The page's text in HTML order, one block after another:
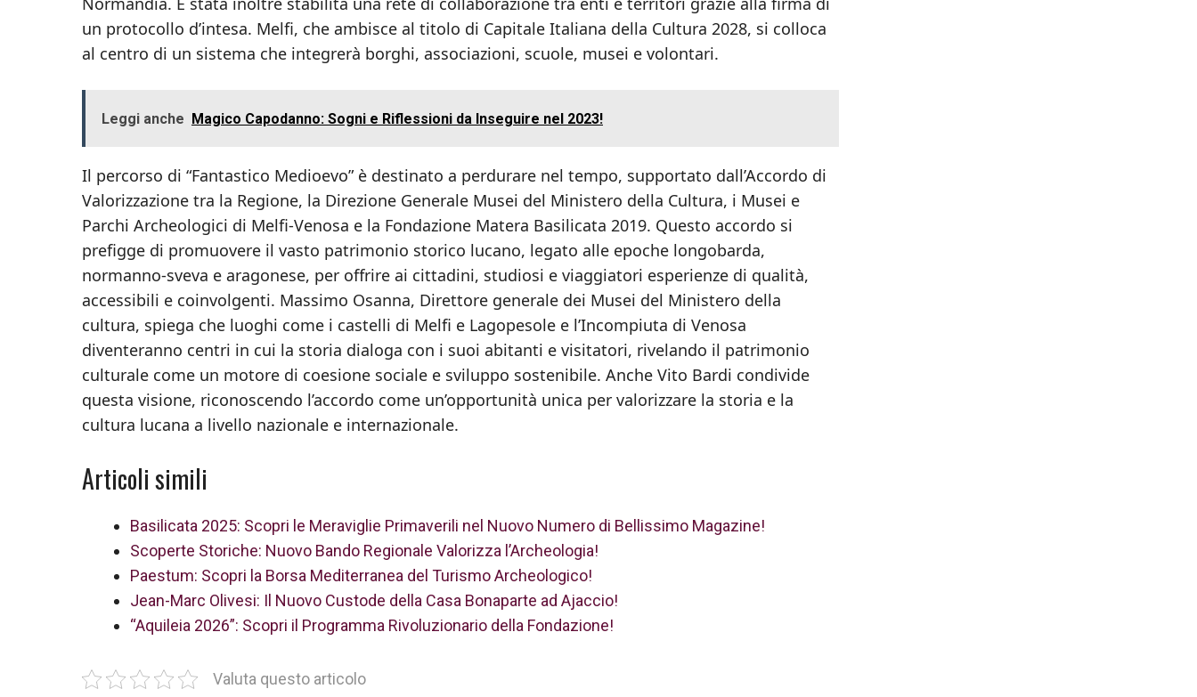
un protocollo d’intesa. Melfi, che ambisce al titolo di Capitale Italiana della Cultura 2028, si colloca
al centro di un sistema che integrerà borghi, associazioni, scuole, musei e volontari.
Leggi anche Magico Capodanno: Sogni e Riflessioni da Inseguire nel 2023!
Il percorso di “Fantastico Medioevo” è destinato a perdurare nel tempo, supportato dall’Accordo di
Valorizzazione tra la Regione, la Direzione Generale Musei del Ministero della Cultura, i Musei e
Parchi Archeologici di Melfi-Venosa e la Fondazione Matera Basilicata 2019. Questo accordo si
prefigge di promuovere il vasto patrimonio storico lucano, legato alle epoche longobarda,
normanno-sveva e aragonese, per offrire ai cittadini, studiosi e viaggiatori esperienze di qualità,
accessibili e coinvolgenti. Massimo Osanna, Direttore generale dei Musei del Ministero della
cultura, spiega che luoghi come i castelli di Melfi e Lagopesole e l’Incompiuta di Venosa
diventeranno centri in cui la storia dialoga con i suoi abitanti e visitatori, rivelando il patrimonio
culturale come un motore di coesione sociale e sviluppo sostenibile. Anche Vito Bardi condivide
questa visione, riconoscendo l’accordo come un’opportunità unica per valorizzare la storia e la
cultura lucana a livello nazionale e internazionale.
Articoli simili
Basilicata 2025: Scopri le Meraviglie Primaverili nel Nuovo Numero di Bellissimo Magazine!
Scoperte Storiche: Nuovo Bando Regionale Valorizza l’Archeologia!
Paestum: Scopri la Borsa Mediterranea del Turismo Archeologico!
Jean-Marc Olivesi: Il Nuovo Custode della Casa Bonaparte ad Ajaccio!
“Aquileia 2026”: Scopri il Programma Rivoluzionario della Fondazione!
Valuta questo articolo